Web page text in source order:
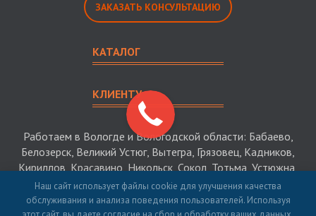
Наш сайт использует файлы cookie для улучшения качества
обслуживания и анализа поведения пользователей. Используя
ЗАКАЗАТЬ КОНСУЛЬТАЦИЮ
КАТАЛОГ
КЛИЕНТУ
Работаем в Вологде и Вологодской области: Бабаево,
Белозерск, Великий Устюг, Вытегра, Грязовец, Кадников,
Кириллов, Красавино, Никольск, Сокол, Тотьма, Устюжна,
Харовск, Череповец